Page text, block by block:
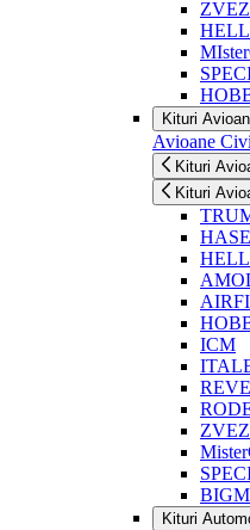
Kituri
Avioane
Kituri
Kituri
ICM
Kituri